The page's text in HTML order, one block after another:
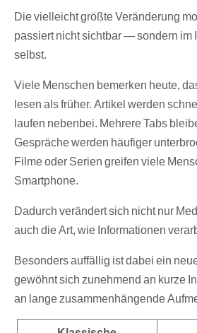
Die vielleicht größte Veränderung
passiert nicht sichtbar — sondern im
selbst.
Viele Menschen bemerken heute,
lesen als früher. Artikel werden
laufen nebenbei. Mehrere Tabs
Gespräche werden häufiger
Filme oder Serien greifen viele
Smartphone.
Dadurch verändert sich nicht nur
auch die Art, wie Informationen
Besonders auffällig ist dabei ein
gewöhnt sich zunehmend an kurze
an lange zusammenhängende